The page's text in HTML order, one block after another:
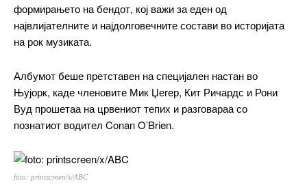
формирањето на бендот, кој важи за еден од
највлијателните и најдолговечните состави во историјата
на рок музиката.
Албумот беше претставен на специјален настан во
Њујорк, каде членовите Мик Џегер, Кит Ричардс и Рони
Вуд прошетаа на црвениот тепих и разговараа со
познатиот водител Conan O’Brien.
foto: printscreen/x/ABC